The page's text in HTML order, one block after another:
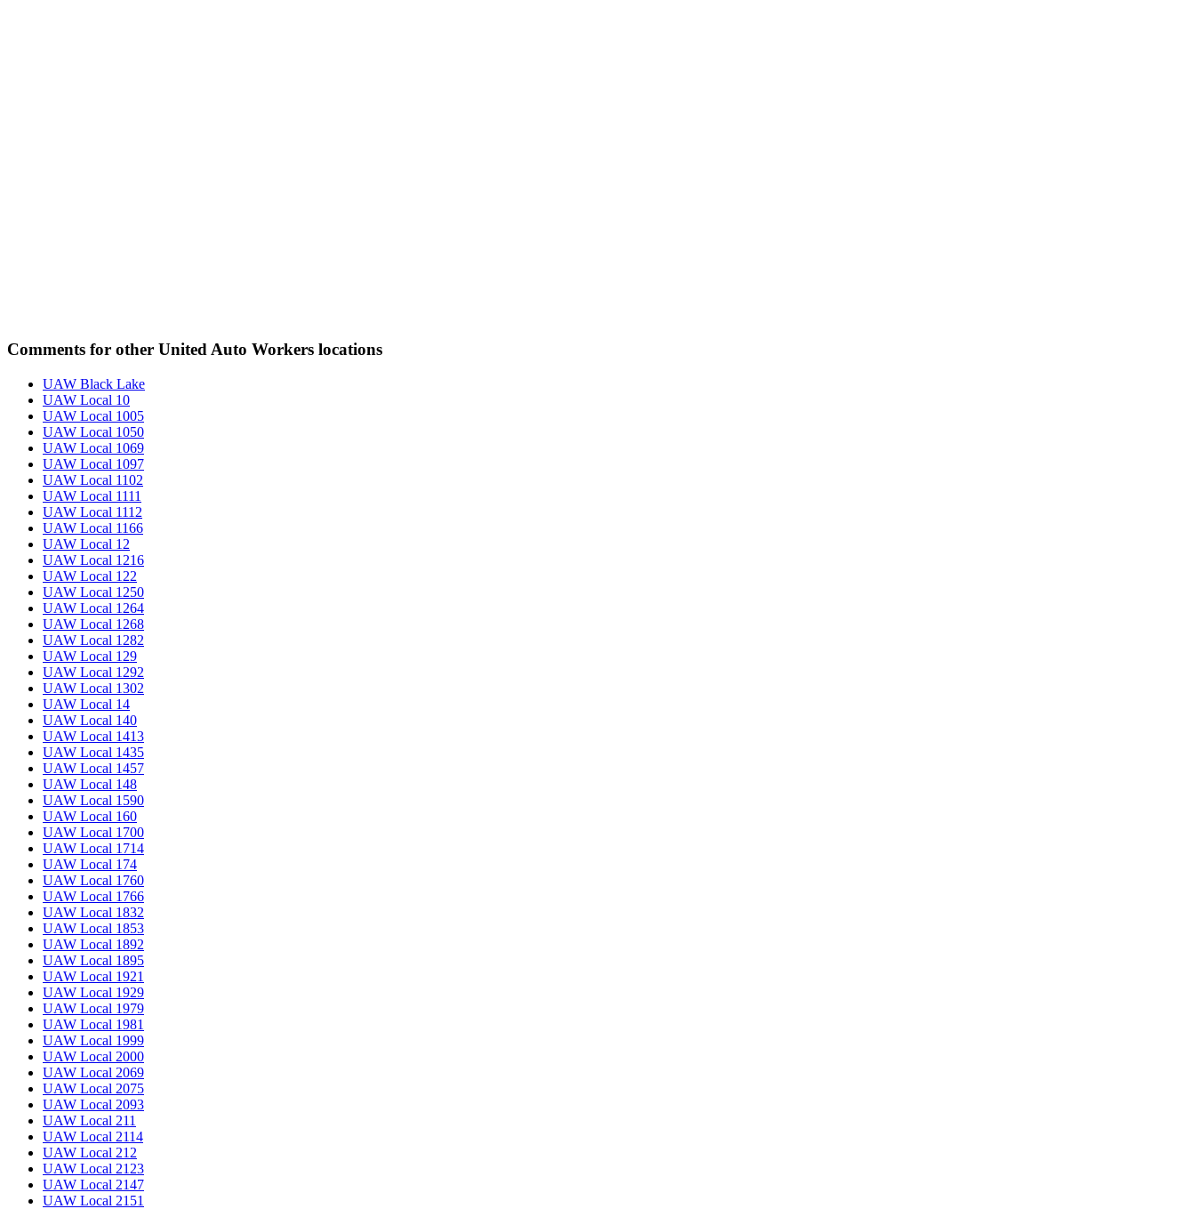
Comments for other United Auto Workers locations
UAW Black Lake
UAW Local 10
UAW Local 1005
UAW Local 1050
UAW Local 1069
UAW Local 1097
UAW Local 1102
UAW Local 1111
UAW Local 1112
UAW Local 1166
UAW Local 12
UAW Local 1216
UAW Local 122
UAW Local 1250
UAW Local 1264
UAW Local 1268
UAW Local 1282
UAW Local 129
UAW Local 1292
UAW Local 1302
UAW Local 14
UAW Local 140
UAW Local 1413
UAW Local 1435
UAW Local 1457
UAW Local 148
UAW Local 1590
UAW Local 160
UAW Local 1700
UAW Local 1714
UAW Local 174
UAW Local 1760
UAW Local 1766
UAW Local 1832
UAW Local 1853
UAW Local 1892
UAW Local 1895
UAW Local 1921
UAW Local 1929
UAW Local 1979
UAW Local 1981
UAW Local 1999
UAW Local 2000
UAW Local 2069
UAW Local 2075
UAW Local 2093
UAW Local 211
UAW Local 2114
UAW Local 212
UAW Local 2123
UAW Local 2147
UAW Local 2151